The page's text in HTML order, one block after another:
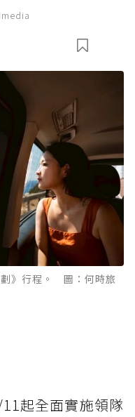
》行程。 圖：何時旅
起全面實施領隊